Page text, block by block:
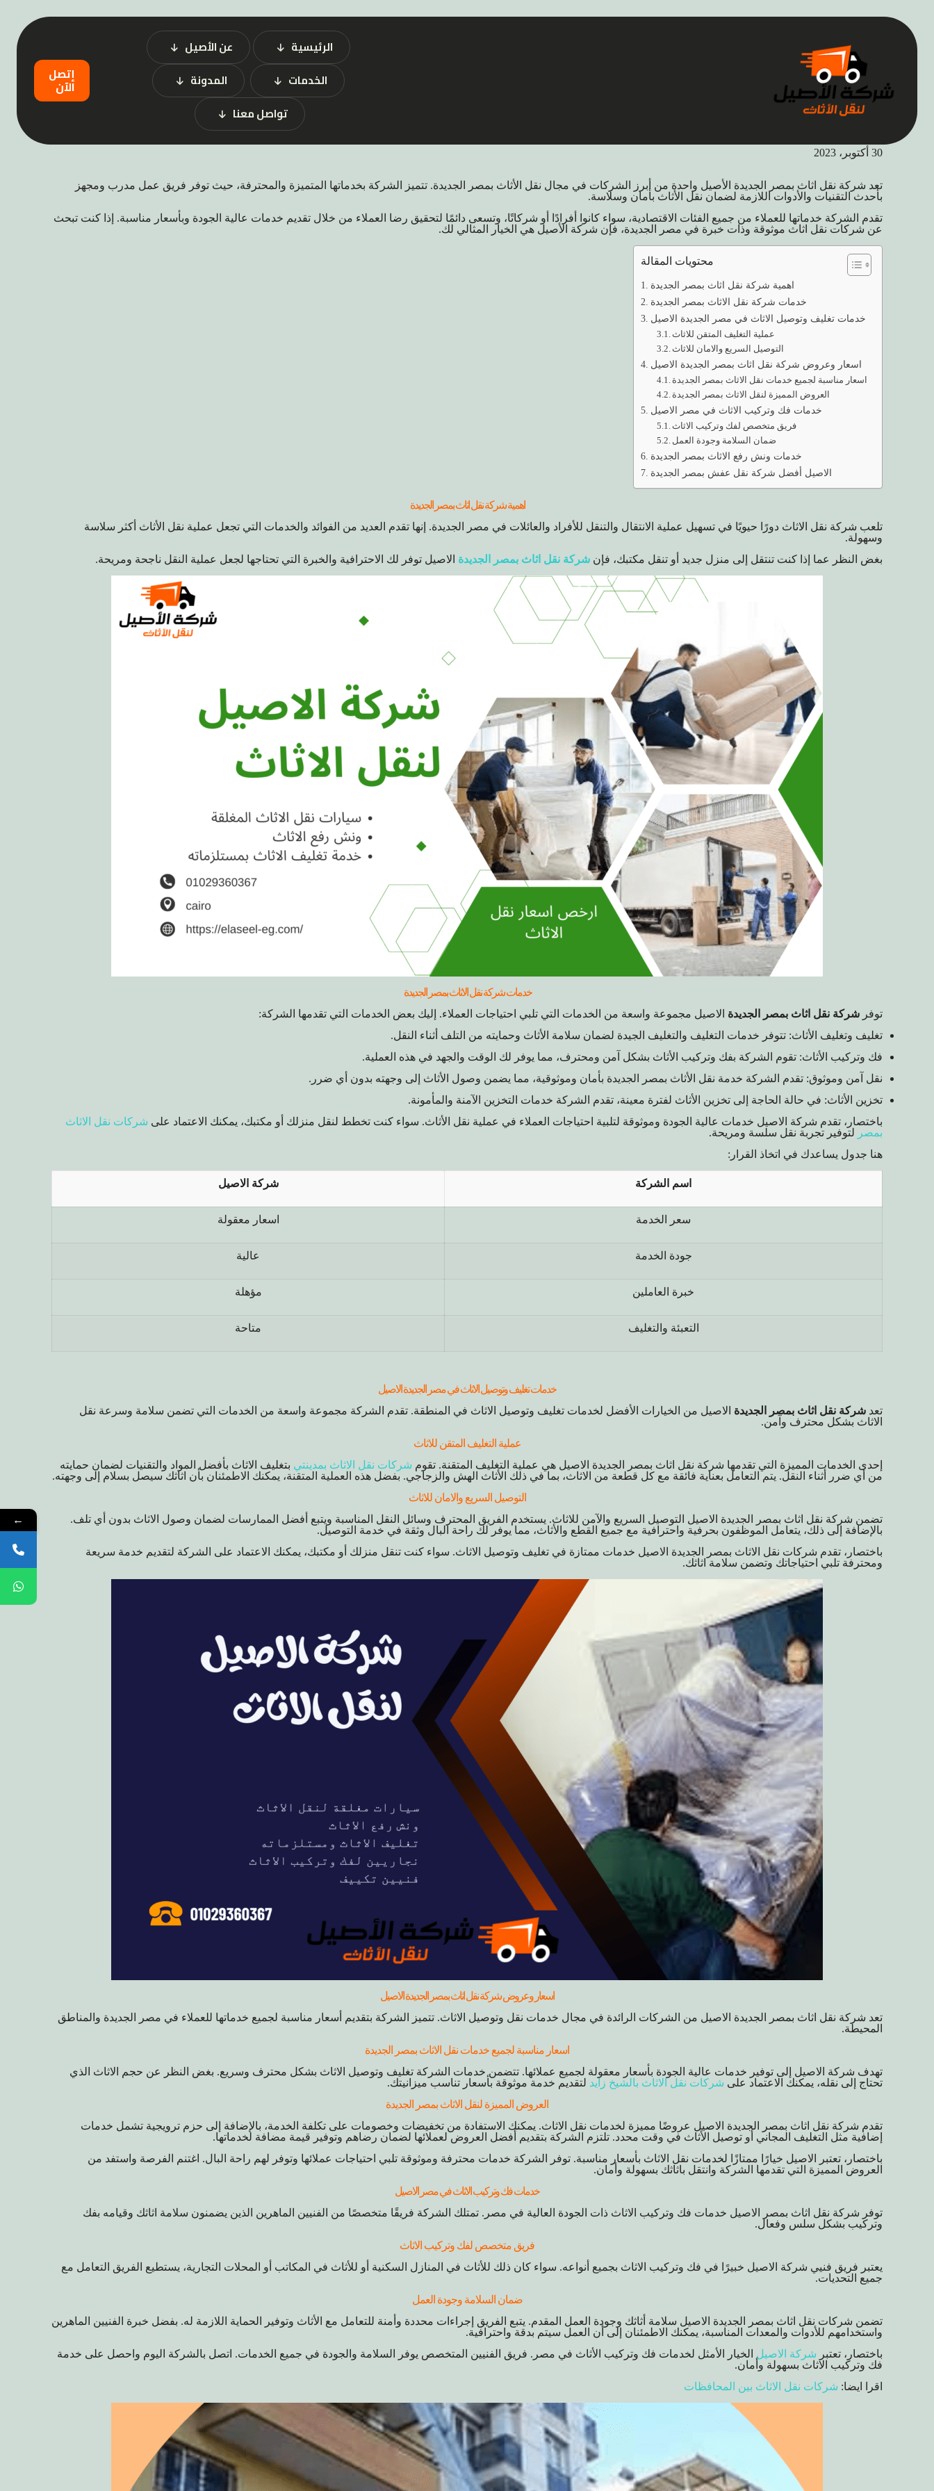
الرئيسية
عن الأصيل
الخدمات
المدونة
تواصل معنا
إتصل
الآن
30 أكتوبر، 2023
تعد شركة نقل اثاث بمصر الجديدة الأصيل واحدة من أبرز الشركات في مجال نقل الأثاث بمصر الجديدة. تتميز الشركة بخدماتها المتميزة والمحترفة، حيث توفر فريق عمل مدرب ومجهز
بأحدث التقنيات والأدوات اللازمة لضمان نقل الأثاث بأمان وسلاسة.
تقدم الشركة خدماتها للعملاء من جميع الفئات الاقتصادية، سواء كانوا أفرادًا أو شركاتًا، وتسعى دائمًا لتحقيق رضا العملاء من خلال تقديم خدمات عالية الجودة وبأسعار مناسبة. إذا كنت تبحث
عن شركات نقل اثاث موثوقة وذات خبرة في مصر الجديدة، فإن شركة الأصيل هي الخيار المثالي لك.
محتويات المقالة
اهمية شركة نقل اثاث بمصر الجديدة
خدمات تغليف وتوصيل الاثاث في مصر الجديدة الاصيل
عملية التغليف المتقن للاثاث
التوصيل السريع والامان للاثاث
اسعار وعروض شركة نقل اثاث بمصر الجديدة الاصيل
اسعار مناسبة لجميع خدمات نقل الاثاث بمصر الجديدة
العروض المميزة لنقل الاثاث بمصر الجديدة
خدمات فك وتركيب الاثاث في مصر الاصيل
فريق متخصص لفك وتركيب الاثاث
ضمان السلامة وجودة العمل
خدمات ونش رفع الاثاث بمصر الجديدة
الاصيل أفضل شركة نقل عفش بمصر الجديدة
اهمية شركة نقل اثاث بمصر الجديدة
تلعب شركة نقل الاثاث دورًا حيويًا في تسهيل عملية الانتقال والتنقل للأفراد والعائلات في مصر الجديدة. إنها تقدم العديد من الفوائد والخدمات التي تجعل عملية نقل الأثاث أكثر سلاسة
وسهولة.
بغض النظر عما إذا كنت تنتقل إلى منزل جديد أو تنقل مكتبك، فإن شركة نقل اثاث بمصر الجديدة الاصيل توفر لك الاحترافية والخبرة التي تحتاجها لجعل عملية النقل ناجحة ومريحة.
خدمات شركة نقل الاثاث بمصر الجديدة
توفر شركة نقل اثاث بمصر الجديدة الاصيل مجموعة واسعة من الخدمات التي تلبي احتياجات العملاء. إليك بعض الخدمات التي تقدمها الشركة:
تغليف وتغليف الأثاث: تتوفر خدمات التغليف والتغليف الجيدة لضمان سلامة الأثاث وحمايته من التلف أثناء النقل.
فك وتركيب الأثاث: تقوم الشركة بفك وتركيب الأثاث بشكل آمن ومحترف، مما يوفر لك الوقت والجهد في هذه العملية.
نقل آمن وموثوق: تقدم الشركة خدمة نقل الأثاث بمصر الجديدة بأمان وموثوقية، مما يضمن وصول الأثاث إلى وجهته بدون أي ضرر.
تخزين الأثاث: في حالة الحاجة إلى تخزين الأثاث لفترة معينة، تقدم الشركة خدمات التخزين الآمنة والمأمونة.
باختصار، تقدم شركة الاصيل خدمات عالية الجودة وموثوقة لتلبية احتياجات العملاء في عملية نقل الأثاث. سواء كنت تخطط لنقل منزلك أو مكتبك، يمكنك الاعتماد على شركات نقل الاثاث
بمصر لتوفير تجربة نقل سلسة ومريحة.
هنا جدول يساعدك في اتخاذ القرار:
اسم الشركة شركة الاصيل
سعر الخدمة اسعار معقولة
جودة الخدمة عالية
خبرة العاملين مؤهلة
التعبئة والتغليف متاحة
خدمات تغليف وتوصيل الاثاث في مصر الجديدة الاصيل
تعد شركة نقل اثاث بمصر الجديدة الاصيل من الخيارات الأفضل لخدمات تغليف وتوصيل الاثاث في المنطقة. تقدم الشركة مجموعة واسعة من الخدمات التي تضمن سلامة وسرعة نقل
الاثاث بشكل محترف وآمن.
عملية التغليف المتقن للاثاث
إحدى الخدمات المميزة التي تقدمها شركة نقل اثاث بمصر الجديدة الاصيل هي عملية التغليف المتقنة. تقوم شركات نقل الاثاث بمدينتي بتغليف الاثاث بأفضل المواد والتقنيات لضمان حمايته
من أي ضرر أثناء النقل. يتم التعامل بعناية فائقة مع كل قطعة من الاثاث، بما في ذلك الأثاث الهش والزجاجي. بفضل هذه العملية المتقنة، يمكنك الاطمئنان بأن اثاثك سيصل بسلام إلى وجهته.
التوصيل السريع والامان للاثاث
تضمن شركة نقل اثاث بمصر الجديدة الاصيل التوصيل السريع والآمن للاثاث. يستخدم الفريق المحترف وسائل النقل المناسبة ويتبع أفضل الممارسات لضمان وصول الاثاث بدون أي تلف.
بالإضافة إلى ذلك، يتعامل الموظفون بحرفية واحترافية مع جميع القطع والأثاث، مما يوفر لك راحة البال وثقة في خدمة التوصيل.
باختصار، تقدم شركات نقل الاثاث بمصر الجديدة الاصيل خدمات ممتازة في تغليف وتوصيل الاثاث. سواء كنت تنقل منزلك أو مكتبك، يمكنك الاعتماد على الشركة لتقديم خدمة سريعة
ومحترفة تلبي احتياجاتك وتضمن سلامة اثاثك.
اسعار وعروض شركة نقل اثاث بمصر الجديدة الاصيل
تعد شركة نقل اثاث بمصر الجديدة الاصيل من الشركات الرائدة في مجال خدمات نقل وتوصيل الاثاث. تتميز الشركة بتقديم أسعار مناسبة لجميع خدماتها للعملاء في مصر الجديدة والمناطق
المحيطة.
اسعار مناسبة لجميع خدمات نقل الاثاث بمصر الجديدة
تهدف شركة الاصيل إلى توفير خدمات عالية الجودة بأسعار معقولة لجميع عملائها. تتضمن خدمات الشركة تغليف وتوصيل الاثاث بشكل محترف وسريع. بغض النظر عن حجم الاثاث الذي
تحتاج إلى نقله، يمكنك الاعتماد على شركات نقل الاثاث بالشيخ زايد لتقديم خدمة موثوقة بأسعار تناسب ميزانيتك.
العروض المميزة لنقل الاثاث بمصر الجديدة
تقدم شركة نقل اثاث بمصر الجديدة الاصيل عروضًا مميزة لخدمات نقل الاثاث. يمكنك الاستفادة من تخفيضات وخصومات على تكلفة الخدمة، بالإضافة إلى حزم ترويجية تشمل خدمات
إضافية مثل التغليف المجاني أو توصيل الأثاث في وقت محدد. تلتزم الشركة بتقديم أفضل العروض لعملائها لضمان رضاهم وتوفير قيمة مضافة لخدماتها.
باختصار، تعتبر الاصيل خيارًا ممتازًا لخدمات نقل الاثاث بأسعار مناسبة. توفر الشركة خدمات محترفة وموثوقة تلبي احتياجات عملائها وتوفر لهم راحة البال. اغتنم الفرصة واستفد من
العروض المميزة التي تقدمها الشركة وانتقل باثاثك بسهولة وأمان.
خدمات فك وتركيب الاثاث في مصر الاصيل
توفر شركة نقل اثاث بمصر الاصيل خدمات فك وتركيب الاثاث ذات الجودة العالية في مصر. تمتلك الشركة فريقًا متخصصًا من الفنيين الماهرين الذين يضمنون سلامة اثاثك وقيامه بفك
وتركيب بشكل سلس وفعال.
فريق متخصص لفك وتركيب الاثاث
يعتبر فريق فنيي شركة الاصيل خبيرًا في فك وتركيب الاثاث بجميع أنواعه. سواء كان ذلك للأثاث في المنازل السكنية أو للأثاث في المكاتب أو المحلات التجارية، يستطيع الفريق التعامل مع
جميع التحديات.
ضمان السلامة وجودة العمل
تضمن شركات نقل اثاث بمصر الجديدة الاصيل سلامة أثاثك وجودة العمل المقدم. يتبع الفريق إجراءات محددة وأمنة للتعامل مع الأثاث وتوفير الحماية اللازمة له. بفضل خبرة الفنيين الماهرين
واستخدامهم للأدوات والمعدات المناسبة، يمكنك الاطمئنان إلى أن العمل سيتم بدقة واحترافية.
باختصار، تعتبر شركة الاصيل الخيار الأمثل لخدمات فك وتركيب الأثاث في مصر. فريق الفنيين المتخصص يوفر السلامة والجودة في جميع الخدمات. اتصل بالشركة اليوم واحصل على خدمة
فك وتركيب الاثاث بسهولة وأمان.
اقرا ايضا: شركات نقل الاثاث بين المحافظات
←